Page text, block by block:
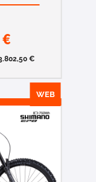
€
€
WEB